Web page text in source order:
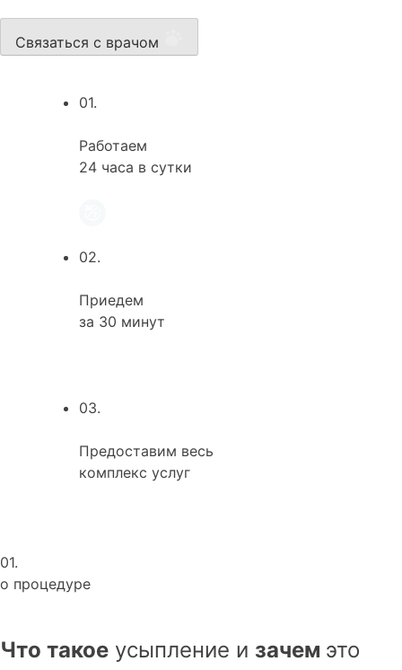
Связаться с врачом
01.
Работаем
24 часа в сутки
02.
Приедем
за 30 минут
03.
Предоставим весь
комплекс услуг
01.
о процедуре
Что такое усыпление и зачем это